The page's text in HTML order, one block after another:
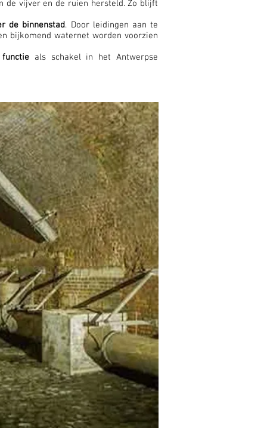
vijver en de ruien hersteld. Zo blijft
de binnenstad. Door leidingen aan te
bijkomend waternet worden voorzien
als schakel in het Antwerpse